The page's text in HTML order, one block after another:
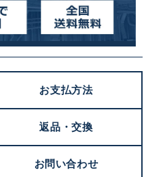
お支払方法
返品・交換
お問い合わせ